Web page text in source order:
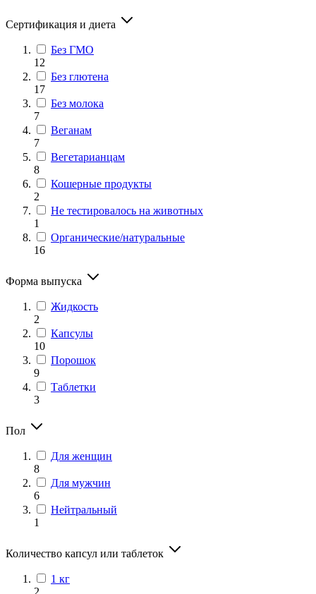
Сертификация и диета
Без ГМО
12
Без глютена
17
Без молока
7
Веганам
7
Вегетарианцам
8
Кошерные продукты
2
Не тестировалось на животных
1
Органические/натуральные
16
Форма выпуска
Жидкость
2
Капсулы
10
Порошок
9
Таблетки
3
Пол
Для женщин
8
Для мужчин
6
Нейтральный
1
Количество капсул или таблеток
1 кг
2